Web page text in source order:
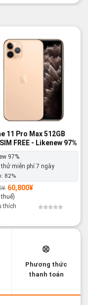
11 Pro Max 512GB
FREE - Likenew 97%
97%
thử miễn phí 7 ngày
82%
¥ 60,800¥
thích
Phương thức
thanh toán